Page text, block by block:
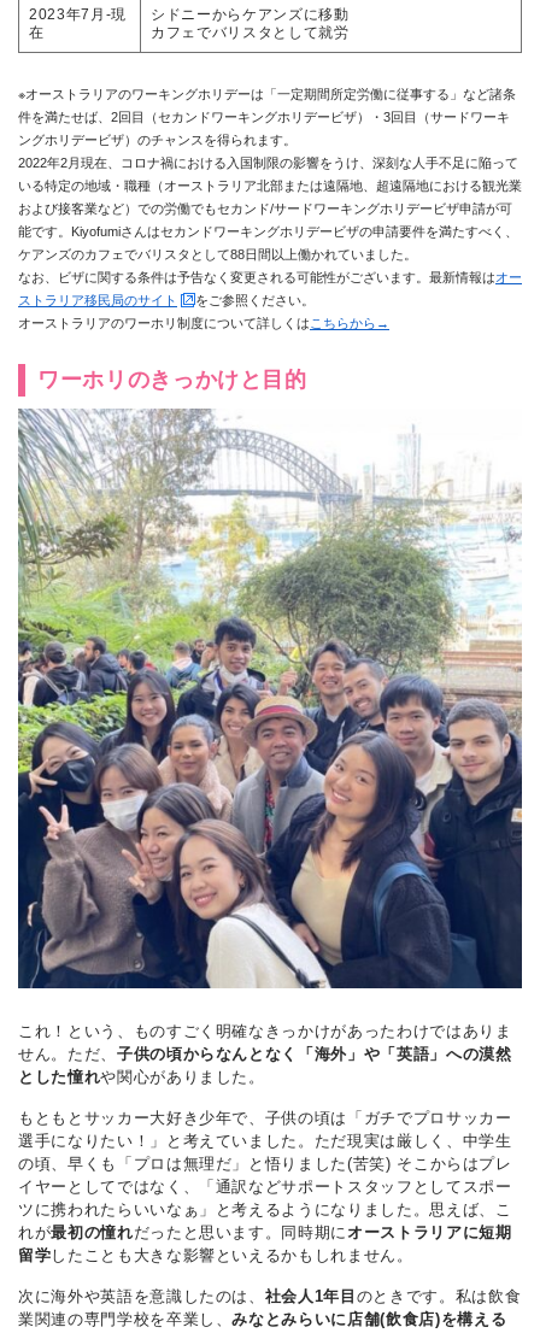
2023年7月-現
在
シドニーからケアンズに移動
カフェでバリスタとして就労
※オーストラリアのワーキングホリデーは「一定期間所定労働に従事する」など諸条
件を満たせば、2回目（セカンドワーキングホリデービザ）・3回目（サードワーキ
ングホリデービザ）のチャンスを得られます。
2022年2月現在、コロナ禍における入国制限の影響をうけ、深刻な人手不足に陥って
いる特定の地域・職種（オーストラリア北部または遠隔地、超遠隔地における観光業
および接客業など）での労働でもセカンド/サードワーキングホリデービザ申請が可
能です。Kiyofumiさんはセカンドワーキングホリデービザの申請要件を満たすべく、
ケアンズのカフェでバリスタとして88日間以上働かれていました。
なお、ビザに関する条件は予告なく変更される可能性がございます。最新情報はオー
ストラリア移民局のサイト
をご参照ください。
オーストラリアのワーホリ制度について詳しくは こちらから→
ワーホリのきっかけと目的
これ！という、ものすごく明確なきっかけがあったわけではありま
せん。ただ、 子供の頃からなんとなく「海外」や「英語」への漠然
とした憧れや関心がありました。
もともとサッカー大好き少年で、子供の頃は「ガチでプロサッカー
選手になりたい！」と考えていました。ただ現実は厳しく、中学生
の頃、早くも「プロは無理だ」と悟りました(苦笑) そこからはプレ
イヤーとしてではなく、「通訳などサポートスタッフとしてスポー
ツに携われたらいいなぁ」と考えるようになりました。思えば、こ
れが最初の憧れだったと思います。同時期にオーストラリアに短期
留学したことも大きな影響といえるかもしれません。
次に海外や英語を意識したのは、 社会人1年目 のときです。私は飲食
業関連の専門学校を卒業し、みなとみらいに店舗(飲食店)を構える